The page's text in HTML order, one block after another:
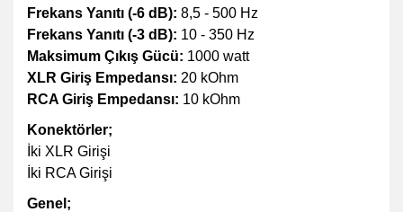
Frekans Yanıtı (-6 dB): 8,5 - 500 Hz
Frekans Yanıtı (-3 dB): 10 - 350 Hz
Maksimum Çıkış Gücü: 1000 watt
XLR Giriş Empedansı: 20 kOhm
RCA Giriş Empedansı: 10 kOhm
Konektörler;
İki XLR Girişi
İki RCA Girişi
Genel;